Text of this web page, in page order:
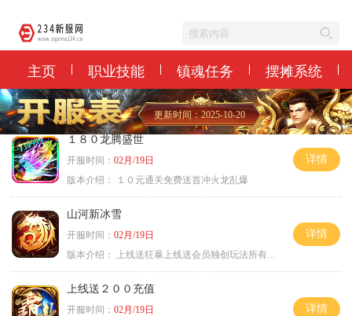
主页 职业技能 镇魂任务 摆摊系统
更新时间：2025-10-20
１８０龙腾盛世
开服时间： 02月/19日
版本介绍：
１０元通关免费送首冲火龙乱爆
详情
山河新冰雪
开服时间： 02月/19日
版本介绍：
上线送狂暴上线送会员独创玩法所有装备靠
详情
上线送２００充值
开服时间： 02月/19日
详情